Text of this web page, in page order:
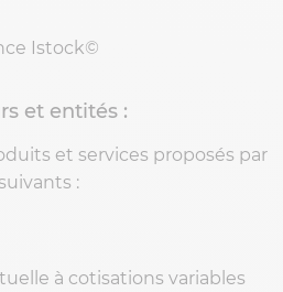
Istock©
et entités :
et services proposés par
:
à cotisations variables